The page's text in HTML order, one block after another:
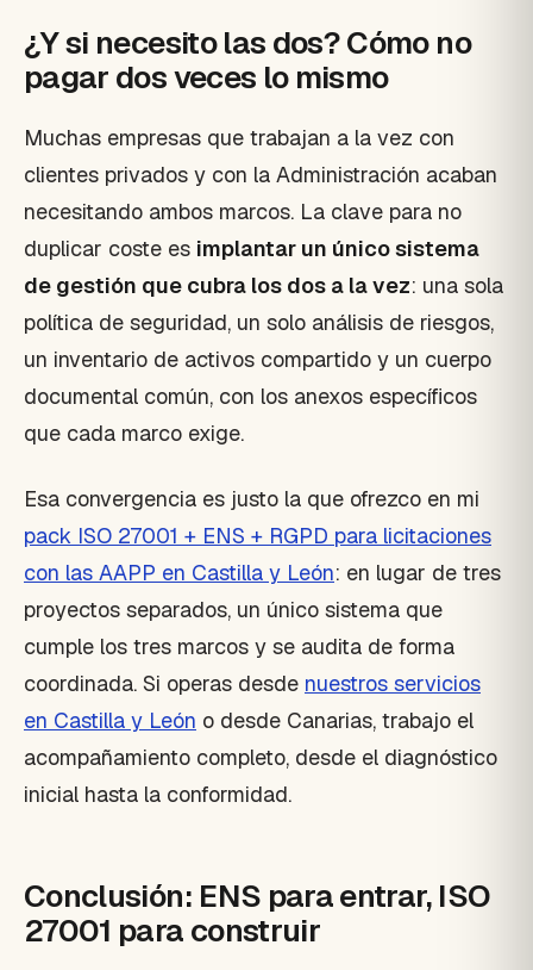
¿Y si necesito las dos? Cómo no
pagar dos veces lo mismo
Muchas empresas que trabajan a la vez con
clientes privados y con la Administración acaban
necesitando ambos marcos. La clave para no
duplicar coste es implantar un único sistema
de gestión que cubra los dos a la vez: una sola
política de seguridad, un solo análisis de riesgos,
un inventario de activos compartido y un cuerpo
documental común, con los anexos específicos
que cada marco exige.
Esa convergencia es justo la que ofrezco en mi
pack ISO 27001 + ENS + RGPD para licitaciones
con las AAPP en Castilla y León: en lugar de tres
proyectos separados, un único sistema que
cumple los tres marcos y se audita de forma
coordinada. Si operas desde nuestros servicios
en Castilla y León o desde Canarias, trabajo el
acompañamiento completo, desde el diagnóstico
inicial hasta la conformidad.
Conclusión: ENS para entrar, ISO
27001 para construir